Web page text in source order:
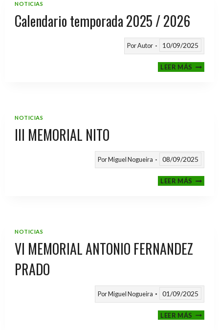
NOTICIAS
Calendario temporada 2025 / 2026
PorAutor 10/09/2025
LEER MÁS
NOTICIAS
III MEMORIAL NITO
PorMiguel Nogueira 08/09/2025
LEER MÁSIII
NOTICIAS
VI MEMORIAL ANTONIO FERNANDEZ
PRADO
PorMiguel Nogueira 01/09/2025
LEER MÁSVI